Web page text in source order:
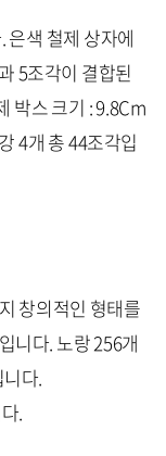
은색 철제 상자에
5조각이 결합된
박스 크기 : 9.8Cm
4개 총 44조각입
창의적인 형태를
니다. 노랑 256개
다.
.